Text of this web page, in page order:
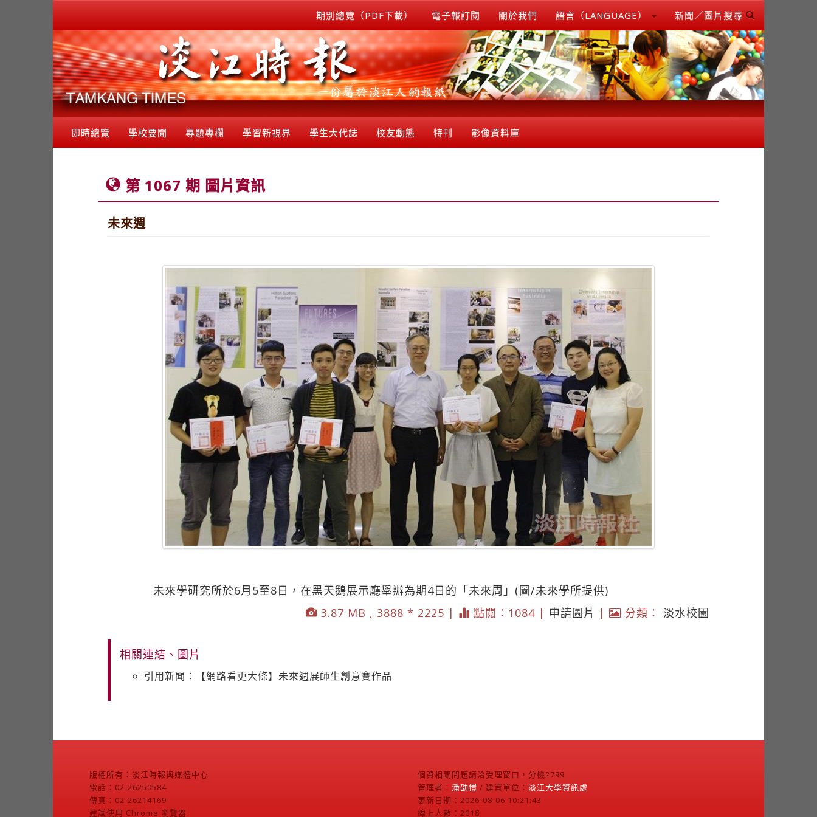
期別總覽（PDF下載） 電子報訂閱 關於我們 語言（LANGUAGE） 新聞／圖片搜尋
即時總覽 學校要聞 專題專欄 學習新視界 學生大代誌 校友動態 特刊 影像資料庫
第 1067 期 圖片資訊
未來週
未來學研究所於6月5至8日，在黑天鵝展示廳舉辦為期4日的「未來周」(圖/未來學所提供)
3.87 MB , 3888 * 2225 |
點閱：1084 | 申請圖片 | 分類： 淡水校園
相關連結、圖片
引用新聞：【網路看更大條】未來週展師生創意賽作品
版權所有：淡江時報與媒體中心
電話：02-26250584
傳真：02-26214169
建議使用 Chrome 瀏覽器
個資相關問題請洽受理窗口，分機2799
管理者： 潘劭愷 / 建置單位： 淡江大學資訊處
更新日期：2026-08-06 10:21:43
線上人數：2018